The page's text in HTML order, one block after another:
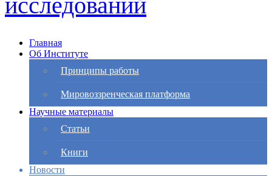
Главная
Об Институте
Принципы работы
Мировоззренческая платформа
Научные материалы
Статьи
Книги
Новости